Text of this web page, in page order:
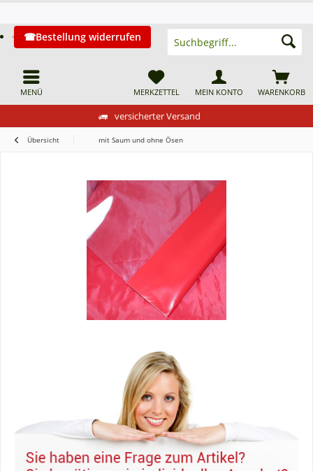
versicherter Versand
MENÜ
Bestellung widerrufen
WARENKORB
MERKZETTEL MEIN KONTO
Übersicht mit Saum und ohne Ösen